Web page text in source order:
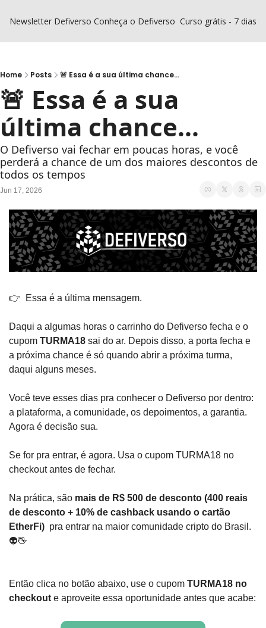
Newsletter Defiverso Conheça o Defiverso Curso grátis - 7 dias
Home Posts 🚨 Essa é a sua última chance...
🚨 Essa é a sua
última chance...
O Defiverso vai fechar em poucas horas, e você
perderá a chance de um dos maiores descontos de
todos os tempos
Jun 17, 2026
👉  Essa é a última mensagem.
Daqui a algumas horas o carrinho do Defiverso fecha e o
cupom TURMA18 sai do ar. Depois disso, a porta fecha e
a próxima chance é só quando abrir a próxima turma,
daqui alguns meses.
Você teve esses dias pra conhecer o Defiverso por dentro:
a plataforma, a comunidade, os depoimentos, a garantia.
Agora é decisão sua.
Se for pra entrar, é agora. Usa o cupom TURMA18 no
checkout antes de fechar.
Na prática, são mais de R$ 500 de desconto (400 reais
de desconto + 10% de cashback usando o cartão
EtherFi) pra entrar na maior comunidade cripto do Brasil.
👽🖖
Então clica no botão abaixo, use o cupom TURMA18 no
checkout e aproveite essa oportunidade antes que acabe: